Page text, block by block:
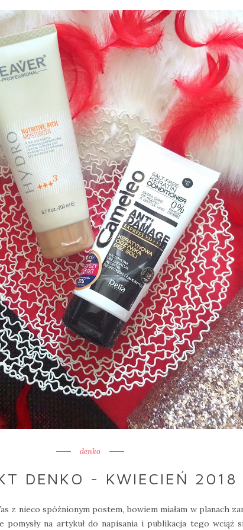
denko
DENKO - KWIECIEŃ 2018
z nieco spóźnionym postem, bowiem miałam w planach
pomysły na artykuł do napisania i publikacja tego wciąż